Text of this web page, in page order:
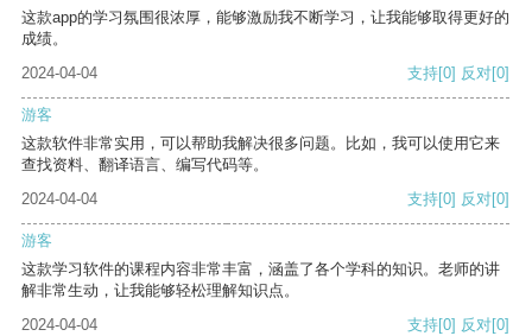
这款app的学习氛围很浓厚，能够激励我不断学习，让我能够取得更好的
成绩。
2024-04-04
支持[0] 反对[0]
游客
这款软件非常实用，可以帮助我解决很多问题。比如，我可以使用它来
查找资料、翻译语言、编写代码等。
2024-04-04
支持[0] 反对[0]
游客
这款学习软件的课程内容非常丰富，涵盖了各个学科的知识。老师的讲
解非常生动，让我能够轻松理解知识点。
2024-04-04
支持[0] 反对[0]